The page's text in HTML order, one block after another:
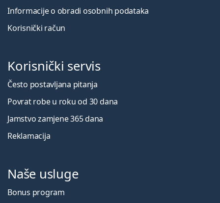
Informacije o obradi osobnih podataka
Korisnički račun
Korisnički servis
Često postavljana pitanja
Povrat robe u roku od 30 dana
Jamstvo zamjene 365 dana
Reklamacija
Naše usluge
Bonus program